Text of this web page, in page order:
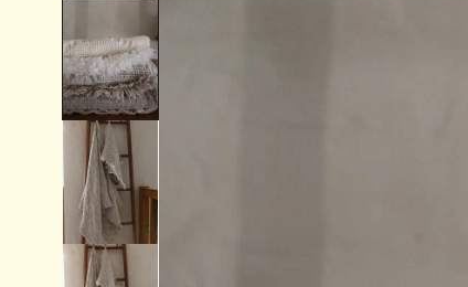
Смотреть всё
Новинки
В наличии
Бестселлеры
Одежда